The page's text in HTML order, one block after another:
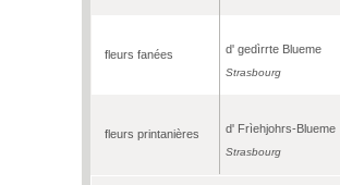
fleurs fanées d' gedìrrte Blueme
Strasbourg
fleurs printanières d' Frìehjohrs-Blueme
Strasbourg